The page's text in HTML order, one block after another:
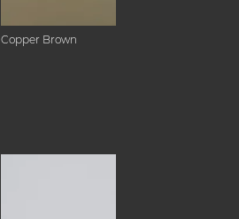
Copper Brown